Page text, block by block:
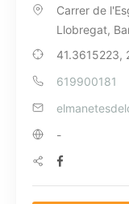
Carrer de
Llobregat,
619900181
-